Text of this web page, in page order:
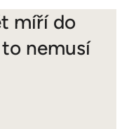
míří do
nemusí